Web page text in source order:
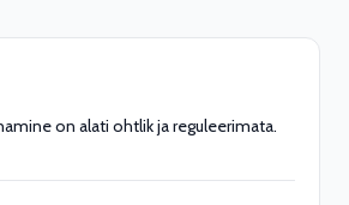
on alati ohtlik ja reguleerimata.